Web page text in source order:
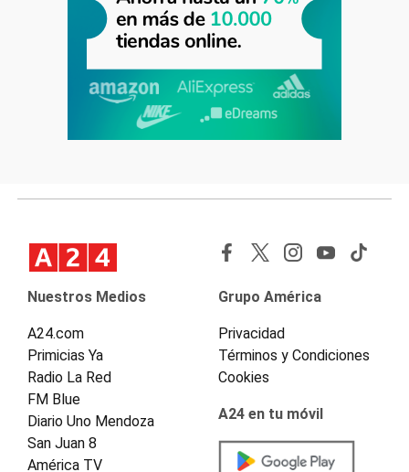
Nuestros Medios
A24.com
Primicias Ya
Radio La Red
FM Blue
Diario Uno Mendoza
San Juan 8
América TV
Grupo América
Privacidad
Términos y Condiciones
Cookies
A24 en tu móvil